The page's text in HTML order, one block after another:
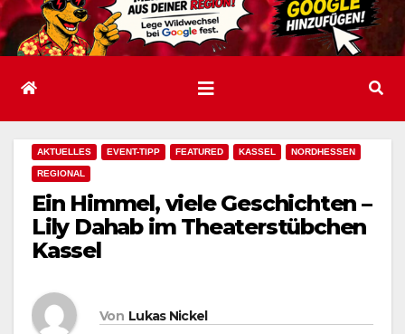
AKTUELLES EVENT-TIPP FEATURED KASSEL NORDHESSEN
REGIONAL
Ein Himmel, viele Geschichten –
Lily Dahab im Theaterstübchen
Kassel
Von Lukas Nickel